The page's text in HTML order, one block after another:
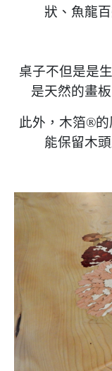
狀、魚龍
桌子不但是是
是天然的畫
此外，木箔®的
能保留木